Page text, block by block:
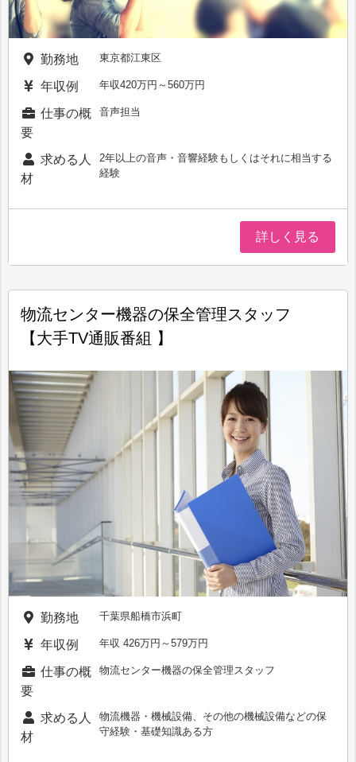
勤務地 東京都江東区
年収例 年収420万円～560万円
仕事の概
要
音声担当
求める人
材
2年以上の音声・音響経験もしくはそれに相当する
経験
詳しく見る
物流センター機器の保全管理スタッフ
【大手TV通販番組 】
勤務地 千葉県船橋市浜町
年収例 年収 426万円～579万円
仕事の概
要
物流センター機器の保全管理スタッフ
求める人
材
物流機器・機械設備、その他の機械設備などの保
守経験・基礎知識ある方